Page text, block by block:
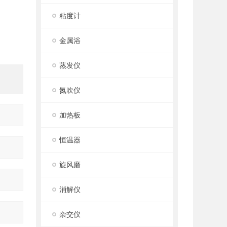
粘度计
金属浴
蒸发仪
氮吹仪
加热板
恒温器
旋风磨
消解仪
杂交仪